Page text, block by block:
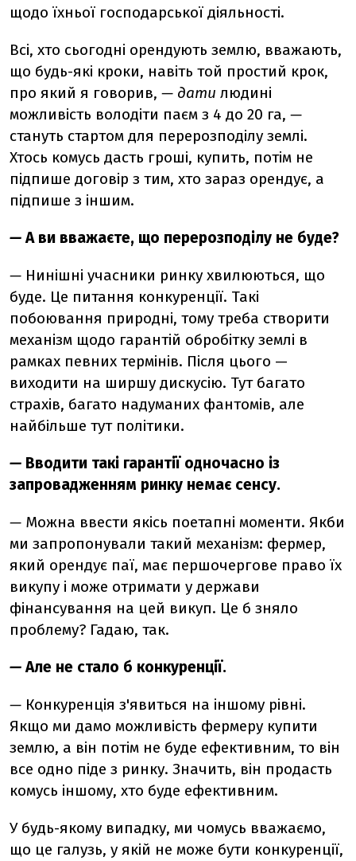
щодо їхньої господарської діяльності.
Всі, хто сьогодні орендують землю, вважають,
що будь-які кроки, навіть той простий крок,
про який я говорив, — дати людині
можливість володіти паєм з 4 до 20 га, —
стануть стартом для перерозподілу землі.
Хтось комусь дасть гроші, купить, потім не
підпише договір з тим, хто зараз орендує, а
підпише з іншим.
—А ви вважаєте, що перерозподілу не буде?
— Нинішні учасники ринку хвилюються, що
буде. Це питання конкуренції. Такі
побоювання природні, тому треба створити
механізм щодо гарантій обробітку землі в
рамках певних термінів. Після цього —
виходити на ширшу дискусію. Тут багато
страхів, багато надуманих фантомів, але
найбільше тут політики.
— Вводити такі гарантії одночасно із
запровадженням ринку немає сенсу.
— Можна ввести якісь поетапні моменти. Якби
ми запропонували такий механізм: фермер,
який орендує паї, має першочергове право їх
викупу і може отримати у держави
фінансування на цей викуп. Це б зняло
проблему? Гадаю, так.
—Але не стало б конкуренції.
— Конкуренція з'явиться на іншому рівні.
Якщо ми дамо можливість фермеру купити
землю, а він потім не буде ефективним, то він
все одно піде з ринку. Значить, він продасть
комусь іншому, хто буде ефективним.
У будь-якому випадку, ми чомусь вважаємо,
що це галузь, у якій не може бути конкуренції,